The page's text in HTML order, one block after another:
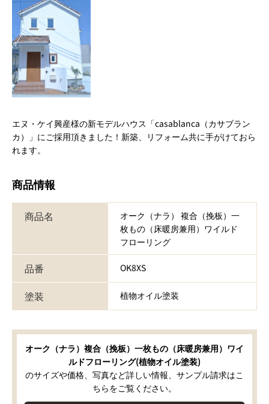
エヌ・ケイ興産様の新モデルハウス「casablanca（カサブラン
カ）」にご採用頂きました！新築、リフォーム共に手がけておら
れます。
商品情報
商品名
オーク（ナラ） 複合（挽板）一
枚もの（床暖房兼用）ワイルド
フローリング
品番 OK8XS
塗装 植物オイル塗装
オーク（ナラ）複合（挽板）一枚もの（床暖房兼用）ワイ
ルドフローリング(植物オイル塗装)
のサイズや価格、写真など詳しい情報、サンプル請求はこ
ちらをご覧ください。